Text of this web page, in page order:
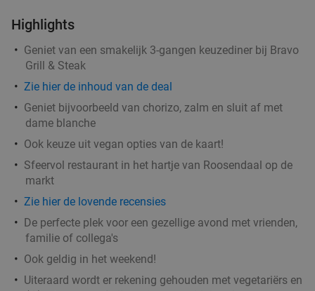
Highlights
Geniet van een smakelijk 3-gangen keuzediner bij Bravo
Grill & Steak
Zie hier de inhoud van de deal
Geniet bijvoorbeeld van chorizo, zalm en sluit af met
dame blanche
Ook keuze uit vegan opties van de kaart!
Sfeervol restaurant in het hartje van Roosendaal op de
markt
Zie hier de lovende recensies
De perfecte plek voor een gezellige avond met vrienden,
familie of collega's
Ook geldig in het weekend!
Uiteraard wordt er rekening gehouden met vegetariërs en